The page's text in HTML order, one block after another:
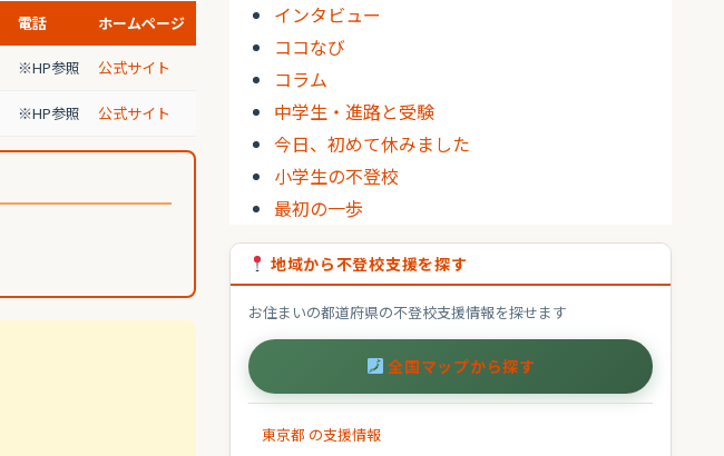
電話 ホームページ
※HP参照 公式サイト
※HP参照 公式サイト
インタビュー
ココなび
コラム
中学生・進路と受験
今日、初めて休みました
小学生の不登校
最初の一歩
地域から不登校支援を探す
お住まいの都道府県の不登校支援情報を探せます
全国マップから探す
東京都 の支援情報